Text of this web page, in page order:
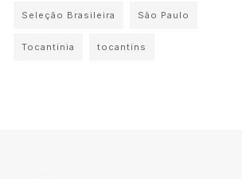
Seleção Brasileira São Paulo
Tocantinia tocantins